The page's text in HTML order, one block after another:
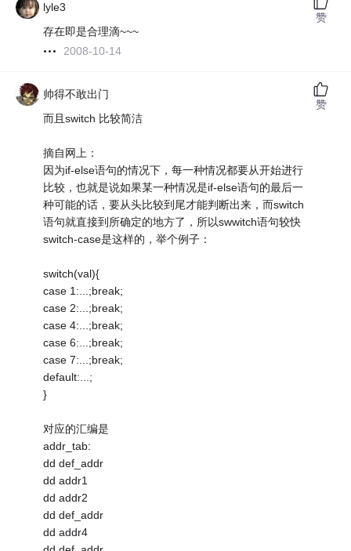
lyle3
存在即是合理滴~~~
2008-10-14
赞
帅得不敢出门
而且switch 比较简洁
摘自网上：
因为if-else语句的情况下，每一种情况都要从开始进行
比较，也就是说如果某一种情况是if-else语句的最后一
种可能的话，要从头比较到尾才能判断出来，而switch
语句就直接到所确定的地方了，所以swwitch语句较快
switch-case是这样的，举个例子：
switch(val){
case 1:...;break;
case 2:...;break;
case 4:...;break;
case 6:...;break;
case 7:...;break;
default:...;
}
对应的汇编是
addr_tab:
dd def_addr
dd addr1
dd addr2
dd def_addr
dd addr4
赞